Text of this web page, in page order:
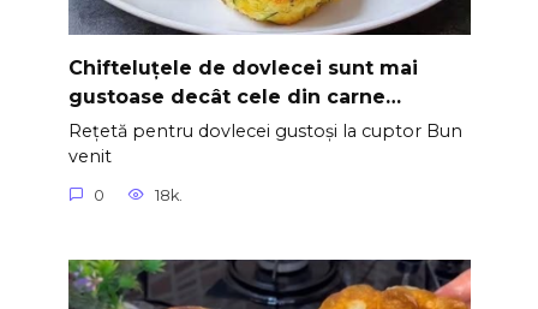
Chifteluțele de dovlecei sunt mai
gustoase decât cele din carne…
Rețetă pentru dovlecei gustoși la cuptor Bun
venit
0 18k.